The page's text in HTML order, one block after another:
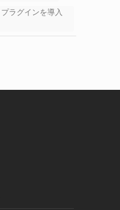
ラグインを導入